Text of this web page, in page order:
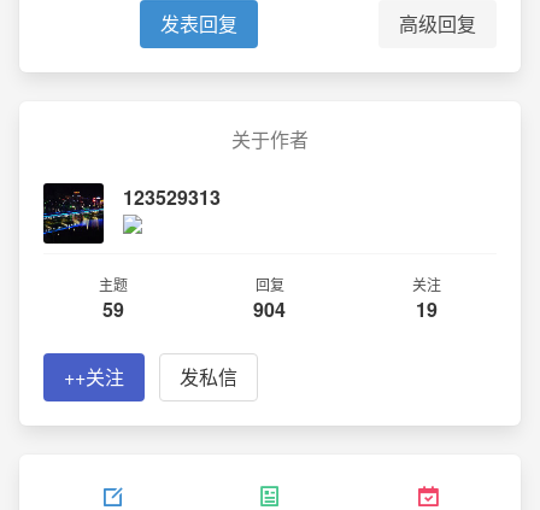
发表回复 高级回复
关于作者
123529313
主题
59
回复
904
关注
19
++关注 发私信